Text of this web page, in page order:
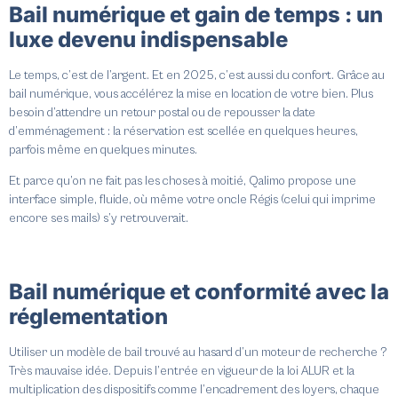
Bail numérique et gain de temps : un
luxe devenu indispensable
Le temps, c’est de l’argent. Et en 2025, c’est aussi du confort. Grâce au
bail numérique, vous accélérez la mise en location de votre bien. Plus
besoin d’attendre un retour postal ou de repousser la date
d’emménagement : la réservation est scellée en quelques heures,
parfois même en quelques minutes.
Et parce qu’on ne fait pas les choses à moitié, Qalimo propose une
interface simple, fluide, où même votre oncle Régis (celui qui imprime
encore ses mails) s’y retrouverait.
Bail numérique et conformité avec la
réglementation
Utiliser un modèle de bail trouvé au hasard d’un moteur de recherche ?
Très mauvaise idée. Depuis l’entrée en vigueur de la loi ALUR et la
multiplication des dispositifs comme l’encadrement des loyers, chaque